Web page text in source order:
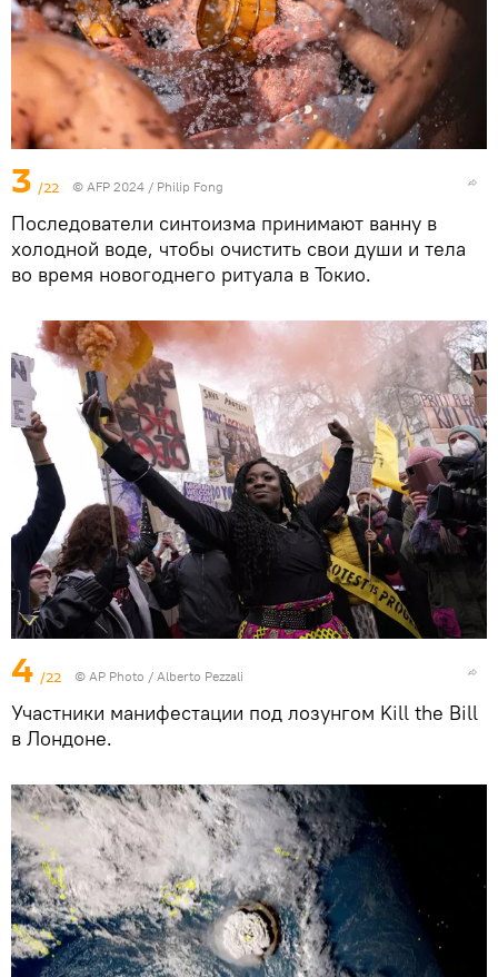
3 /22 © AFP 2024 / Philip Fong
Последователи синтоизма принимают ванну в
холодной воде, чтобы очистить свои души и тела
во время новогоднего ритуала в Токио.
4 /22 © AP Photo / Alberto Pezzali
Участники манифестации под лозунгом Kill the Bill
в Лондоне.